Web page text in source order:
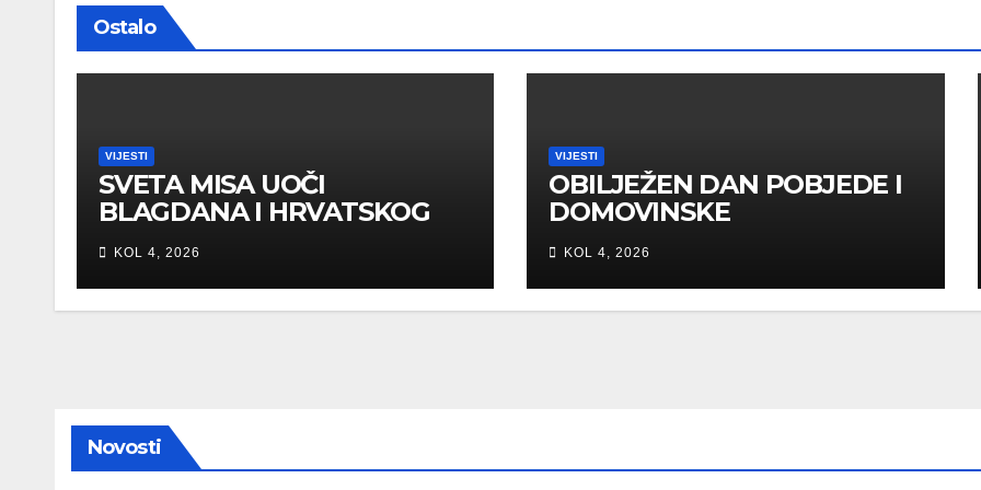
Ostalo
VIJESTI
SVETA MISA UOČI
BLAGDANA I HRVATSKOG
PRAZNIKA SLOBODE
KOL 4, 2026
VIJESTI
OBILJEŽEN DAN POBJEDE I
DOMOVINSKE
ZAHVALNOSTI U SVETOJ
NEDELJI
KOL 4, 2026
Novosti